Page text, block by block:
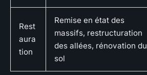
Rest
aura
tion
Remise en état des
massifs, restructuration
des allées, rénovation du
sol